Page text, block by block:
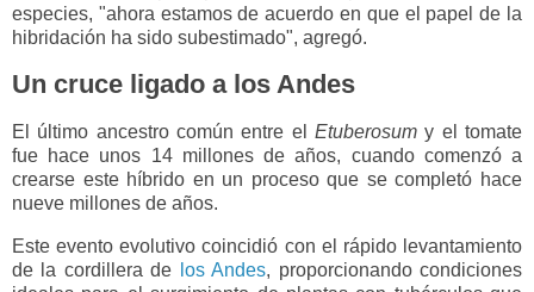
especies, "ahora estamos de acuerdo en que el papel de la
hibridación ha sido subestimado", agregó.
Un cruce ligado a los Andes
El último ancestro común entre el Etuberosum y el tomate
fue hace unos 14 millones de años, cuando comenzó a
crearse este híbrido en un proceso que se completó hace
nueve millones de años.
Este evento evolutivo coincidió con el rápido levantamiento
de la cordillera de
los Andes, proporcionando condiciones